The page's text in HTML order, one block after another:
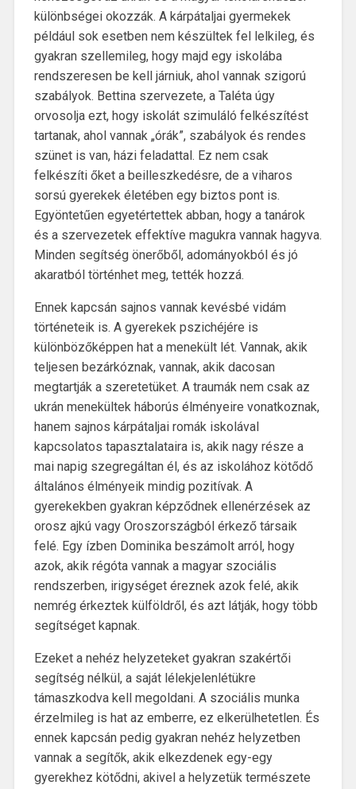
különbségei okozzák. A kárpátaljai gyermekek
például sok esetben nem készültek fel lelkileg, és
gyakran szellemileg, hogy majd egy iskolába
rendszeresen be kell járniuk, ahol vannak szigorú
szabályok. Bettina szervezete, a Taléta úgy
orvosolja ezt, hogy iskolát szimuláló felkészítést
tartanak, ahol vannak „órák”, szabályok és rendes
szünet is van, házi feladattal. Ez nem csak
felkészíti őket a beilleszkedésre, de a viharos
sorsú gyerekek életében egy biztos pont is.
Egyöntetűen egyetértettek abban, hogy a tanárok
és a szervezetek effektíve magukra vannak hagyva.
Minden segítség önerőből, adományokból és jó
akaratból történhet meg, tették hozzá.
Ennek kapcsán sajnos vannak kevésbé vidám
történeteik is. A gyerekek pszichéjére is
különbözőképpen hat a menekült lét. Vannak, akik
teljesen bezárkóznak, vannak, akik dacosan
megtartják a szeretetüket. A traumák nem csak az
ukrán menekültek háborús élményeire vonatkoznak,
hanem sajnos kárpátaljai romák iskolával
kapcsolatos tapasztalataira is, akik nagy része a
mai napig szegregáltan él, és az iskolához kötődő
általános élményeik mindig pozitívak. A
gyerekekben gyakran képződnek ellenérzések az
orosz ajkú vagy Oroszországból érkező társaik
felé. Egy ízben Dominika beszámolt arról, hogy
azok, akik régóta vannak a magyar szociális
rendszerben, irigységet éreznek azok felé, akik
nemrég érkeztek külföldről, és azt látják, hogy több
segítséget kapnak.
Ezeket a nehéz helyzeteket gyakran szakértői
segítség nélkül, a saját lélekjelenlétükre
támaszkodva kell megoldani. A szociális munka
érzelmileg is hat az emberre, ez elkerülhetetlen. És
ennek kapcsán pedig gyakran nehéz helyzetben
vannak a segítők, akik elkezdenek egy-egy
gyerekhez kötődni, akivel a helyzetük természete